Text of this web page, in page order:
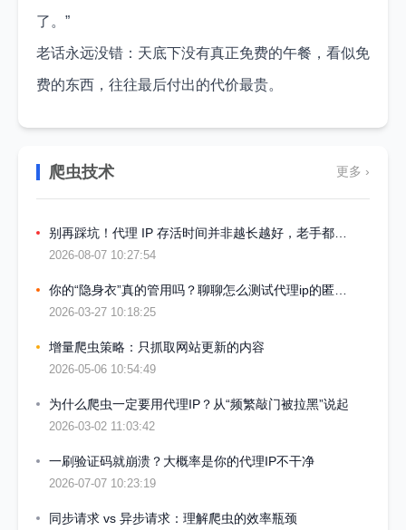
了。”
老话永远没错：天底下没有真正免费的午餐，看似免
费的东西，往往最后付出的代价最贵。
爬虫技术 更多 ›
2026-08-07 10:27:54
2026-03-27 10:18:25
增量爬虫策略：只抓取网站更新的内容
2026-05-06 10:54:49
为什么爬虫一定要用代理IP？从“频繁敲门被拉黑”说起
2026-03-02 11:03:42
一刷验证码就崩溃？大概率是你的代理IP不干净
2026-07-07 10:23:19
同步请求 vs 异步请求：理解爬虫的效率瓶颈